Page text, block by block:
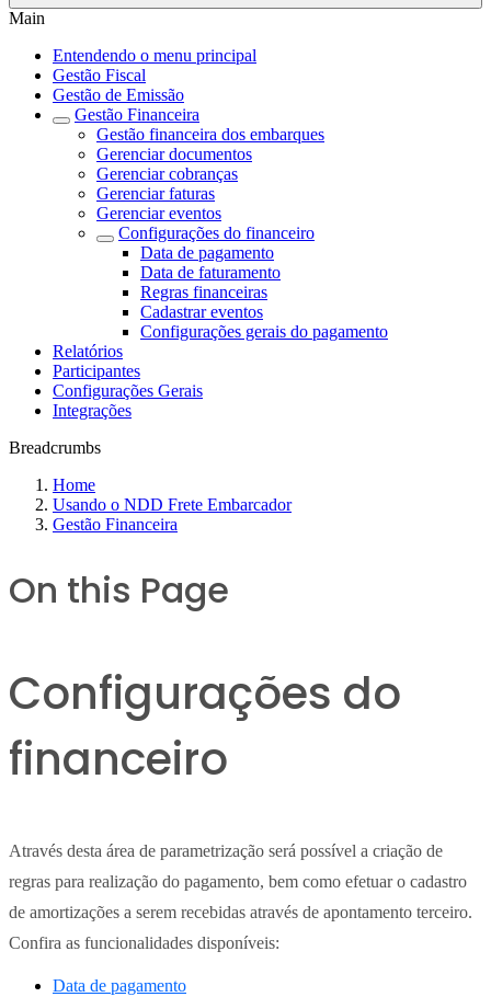
Main
Entendendo o menu principal
Gestão Fiscal
Gestão de Emissão
Gestão Financeira
Gestão financeira dos embarques
Gerenciar documentos
Gerenciar cobranças
Gerenciar faturas
Gerenciar eventos
Configurações do financeiro
Data de pagamento
Data de faturamento
Regras financeiras
Cadastrar eventos
Configurações gerais do pagamento
Relatórios
Participantes
Configurações Gerais
Integrações
Breadcrumbs
Home
Usando o NDD Frete Embarcador
Gestão Financeira
On this Page
Configurações do
financeiro
Através desta área de parametrização será possível a criação de
regras para realização do pagamento, bem como efetuar o cadastro
de amortizações a serem recebidas através de apontamento terceiro.
Confira as funcionalidades disponíveis:
Data de pagamento